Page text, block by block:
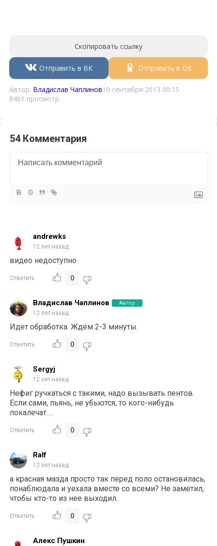
Скопировать ссылку
Отправить в ВК Отправить в ОК
Автор: Владислав Чаплинов10 сентября 2013 00:15
8461 просмотр
54 Комментария
andrewks
12 лет назад
видео недоступно
Ответить 0
Владислав Чаплинов Автор
12 лет назад
Идет обработка. Ждём 2-3 минуты.
Ответить 0
Sergyj
12 лет назад
Нефиг ручкаться с такими, надо вызывать пентов.
Если сами, пьянь, не убьются, то кого-нибудь
покалечат….
Ответить 0
Ralf
12 лет назад
а красная мазда просто так перед поло остановилась,
понаблюдала и уехала вместе со всеми? Не заметил,
чтобы кто-то из нее выходил..
Ответить 0
Алекс Пушкин